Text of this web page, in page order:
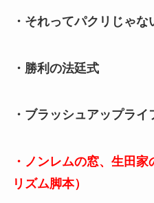
・それってパクリじゃな
・勝利の法廷式
・ブラッシュアップライ
・ノンレムの窓、生田
リズム脚本）